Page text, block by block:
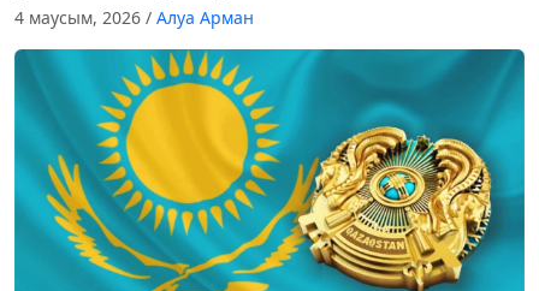
4 маусым, 2026 / Алуа Арман